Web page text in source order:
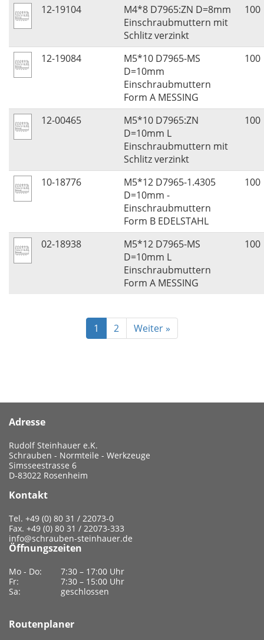
12-19104
M4*8 D7965:ZN D=8mm
Einschraubmuttern mit
Schlitz verzinkt
100
12-19084
M5*10 D7965-MS
D=10mm
Einschraubmuttern
Form A MESSING
100
12-00465
M5*10 D7965:ZN
D=10mm L
Einschraubmuttern mit
Schlitz verzinkt
100
10-18776
M5*12 D7965-1.4305
D=10mm -
Einschraubmuttern
Form B EDELSTAHL
100
02-18938
M5*12 D7965-MS
D=10mm L
Einschraubmuttern
Form A MESSING
100
1 2 Weiter »
Adresse
Rudolf Steinhauer e.K.
Schrauben - Normteile - Werkzeuge
Simsseestrasse 6
D-83022 Rosenheim
Kontakt
Tel. +49 (0) 80 31 / 22073-0
Fax. +49 (0) 80 31 / 22073-333
info@schrauben-steinhauer.de
Öffnungszeiten
Mo - Do: 7:30 – 17:00 Uhr
Fr:
7:30 – 15:00 Uhr
Sa:
geschlossen
Routenplaner